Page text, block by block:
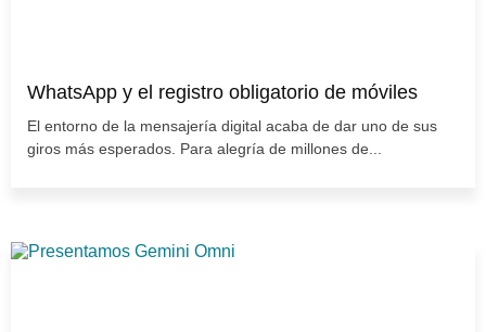
WhatsApp y el registro obligatorio de móviles
El entorno de la mensajería digital acaba de dar uno de sus
giros más esperados. Para alegría de millones de...